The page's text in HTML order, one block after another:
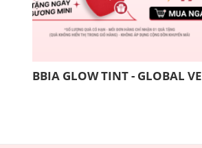
BBIA GLOW TINT - GLOBAL